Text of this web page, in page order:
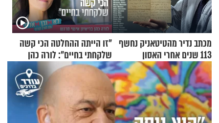
מכתב נדיר מהטיטאניק נחשף
113 שנים אחרי האסון
"זו הייתה ההחלטה הכי קשה
שלקחתי בחיים": לורה כהן
בריאיון אישי מרגש